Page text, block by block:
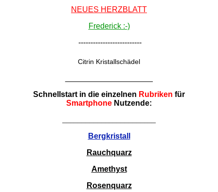
NEUES HERZBLATT
Frederick :-)
--------------------------
Citrin Kristallschädel
Schnellstart in die einzelnen Rubriken für
Smartphone Nutzende:
Bergkristall
Rauchquarz
Amethyst
Rosenquarz